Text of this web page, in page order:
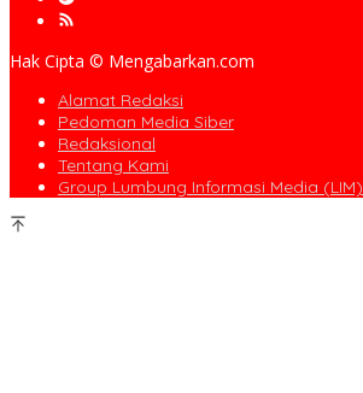
Hak Cipta © Mengabarkan.com
Alamat Redaksi
Pedoman Media Siber
Redaksional
Tentang Kami
Group Lumbung Informasi Media (LIM)